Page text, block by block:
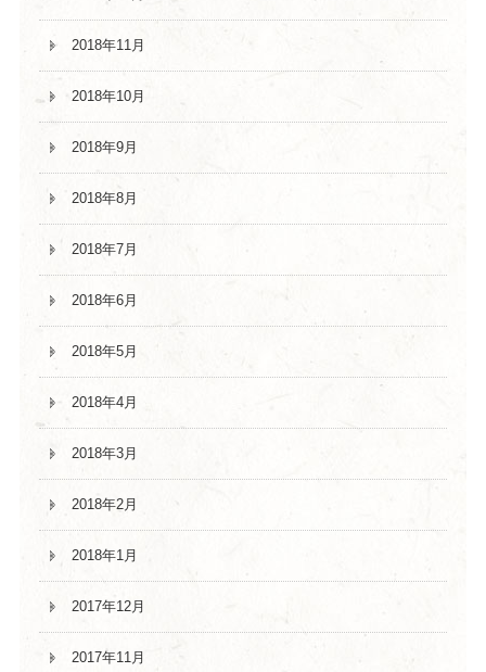
2018年11月
2018年10月
2018年9月
2018年8月
2018年7月
2018年6月
2018年5月
2018年4月
2018年3月
2018年2月
2018年1月
2017年12月
2017年11月